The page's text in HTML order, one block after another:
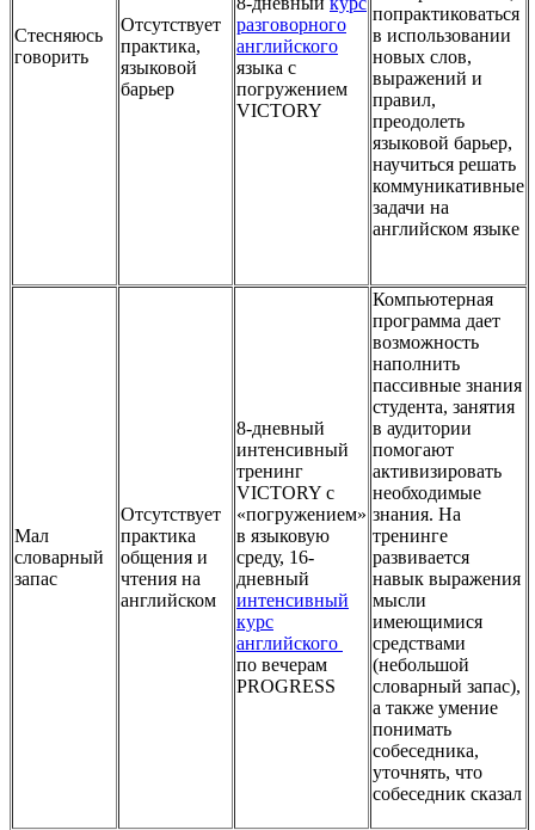
Стесняюсь
говорить
Отсутствует
практика,
языковой
барьер
разговорного
английского
языка с
погружением
VICTORY
попрактиковаться
в использовании
новых слов,
выражений и
правил,
преодолеть
языковой барьер,
научиться решать
коммуникативные
задачи на
английском языке
Мал
словарный
запас
Отсутствует
практика
общения и
чтения на
английском
8-дневный
интенсивный
тренинг
VICTORY с
«погружением»
в языковую
среду, 16-
дневный
интенсивный
курс
английского
по вечерам
PROGRESS
Компьютерная
программа дает
возможность
наполнить
пассивные знания
студента, занятия
в аудитории
помогают
активизировать
необходимые
знания. На
тренинге
развивается
навык выражения
мысли
имеющимися
средствами
(небольшой
словарный запас),
а также умение
понимать
собеседника,
уточнять, что
собеседник сказал